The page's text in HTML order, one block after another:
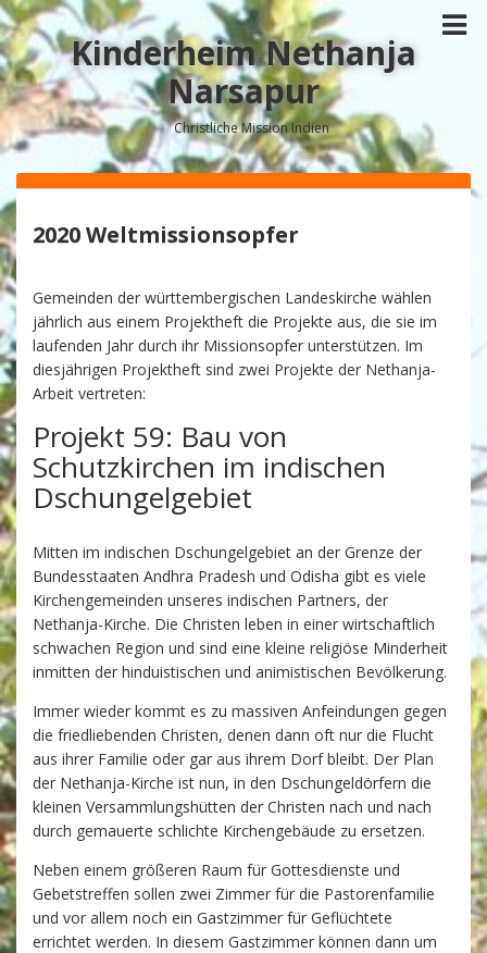
Kinderheim Nethanja
Narsapur
Christliche Mission Indien
2020 Weltmissionsopfer
Gemeinden der württembergischen Landeskirche wählen
jährlich aus einem Projektheft die Projekte aus, die sie im
laufenden Jahr durch ihr Missionsopfer unterstützen. Im
diesjährigen Projektheft sind zwei Projekte der Nethanja-
Arbeit vertreten:
Projekt 59: Bau von
Schutzkirchen im indischen
Dschungelgebiet
Mitten im indischen Dschungelgebiet an der Grenze der
Bundesstaaten Andhra Pradesh und Odisha gibt es viele
Kirchengemeinden unseres indischen Partners, der
Nethanja-Kirche. Die Christen leben in einer wirtschaftlich
schwachen Region und sind eine kleine religiöse Minderheit
inmitten der hinduistischen und animistischen Bevölkerung.
Immer wieder kommt es zu massiven Anfeindungen gegen
die friedliebenden Christen, denen dann oft nur die Flucht
aus ihrer Familie oder gar aus ihrem Dorf bleibt. Der Plan
der Nethanja-Kirche ist nun, in den Dschungeldörfern die
kleinen Versammlungshütten der Christen nach und nach
durch gemauerte schlichte Kirchengebäude zu ersetzen.
Neben einem größeren Raum für Gottesdienste und
Gebetstreffen sollen zwei Zimmer für die Pastorenfamilie
und vor allem noch ein Gastzimmer für Geflüchtete
errichtet werden. In diesem Gastzimmer können dann um